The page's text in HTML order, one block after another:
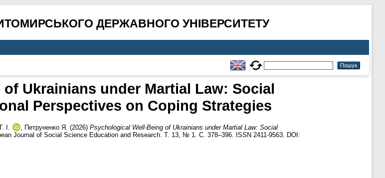
ДЕРЖАВНОГО УНІВЕРСИТЕТУ
Ukrainians under Martial Law: Social
Perspectives on Coping Strategies
І. , Петруненко Я. (2026) Psychological Well-Being of Ukrainians under Martial Law: Social
Journal of Social Science Education and Research. Т. 13, № 1. С. 378–396. ISSN 2411-9563. DOI: